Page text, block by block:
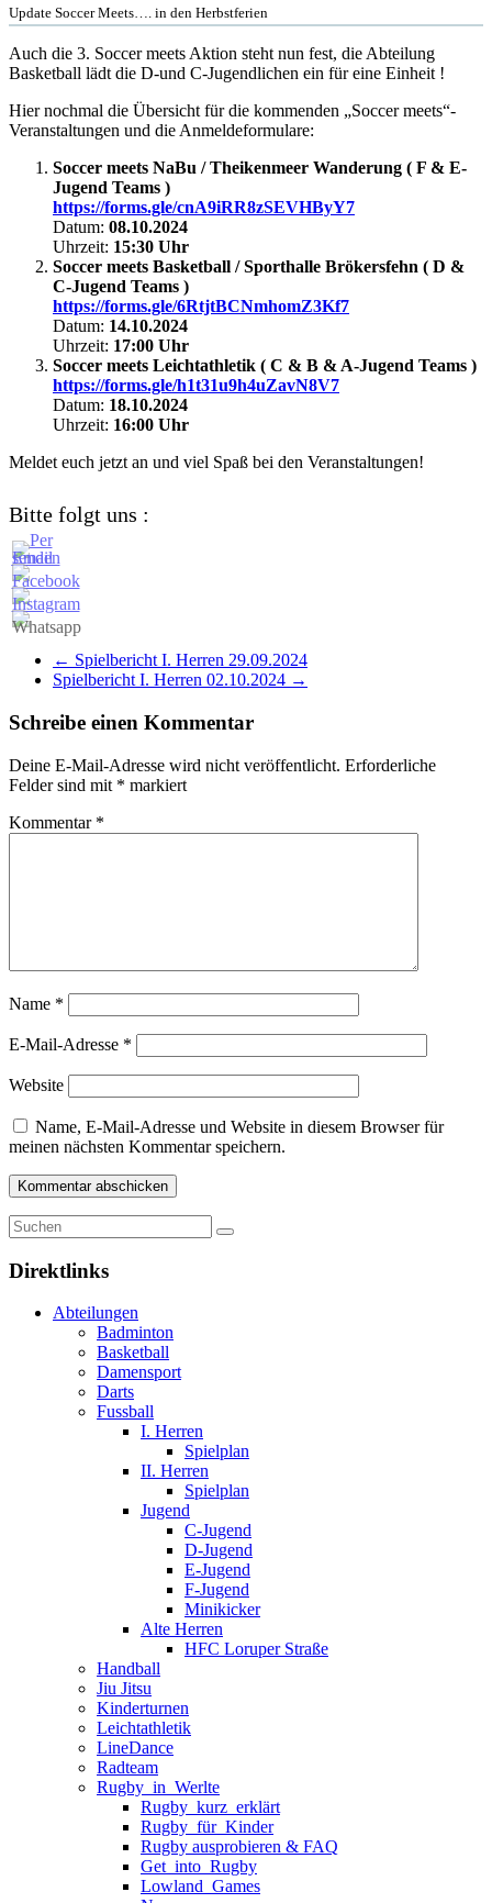
Update Soccer Meets…. in den Herbstferien
Auch die 3. Soccer meets Aktion steht nun fest, die Abteilung
Basketball lädt die D-und C-Jugendlichen ein für eine Einheit !
Hier nochmal die Übersicht für die kommenden „Soccer meets“-
Veranstaltungen und die Anmeldeformulare:
Soccer meets NaBu / Theikenmeer Wanderung ( F & E-
Jugend Teams )
https://forms.gle/cnA9iRR8zSEVHByY7
Datum: 08.10.2024
Uhrzeit: 15:30 Uhr
Soccer meets Basketball / Sporthalle Brökersfehn ( D &
C-Jugend Teams )
https://forms.gle/6RtjtBCNmhomZ3Kf7
Datum: 14.10.2024
Uhrzeit: 17:00 Uhr
Soccer meets Leichtathletik ( C & B & A-Jugend Teams )
https://forms.gle/h1t31u9h4uZavN8V7
Datum: 18.10.2024
Uhrzeit: 16:00 Uhr
Meldet euch jetzt an und viel Spaß bei den Veranstaltungen!
Bitte folgt uns :
← Spielbericht I. Herren 29.09.2024
Spielbericht I. Herren 02.10.2024 →
Schreibe einen Kommentar
Deine E-Mail-Adresse wird nicht veröffentlicht. Erforderliche
Felder sind mit * markiert
Kommentar *
Name *
E-Mail-Adresse *
Website
Name, E-Mail-Adresse und Website in diesem Browser für
meinen nächsten Kommentar speichern.
Direktlinks
Abteilungen
Badminton
Basketball
Damensport
Darts
Fussball
I. Herren
Spielplan
II. Herren
Spielplan
Jugend
C-Jugend
D-Jugend
E-Jugend
F-Jugend
Minikicker
Alte Herren
HFC Loruper Straße
Handball
Jiu Jitsu
Kinderturnen
Leichtathletik
LineDance
Radteam
Rugby_in_Werlte
Rugby_kurz_erklärt
Rugby_für_Kinder
Rugby ausprobieren & FAQ
Get_into_Rugby
Lowland_Games